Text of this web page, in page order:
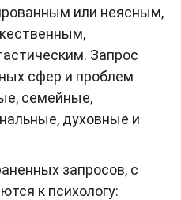
или неясным,
Запрос
сфер и проблем
семейные,
духовные и
запросов, с
к психологу: